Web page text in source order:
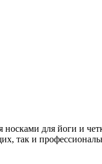
для йоги и
так и